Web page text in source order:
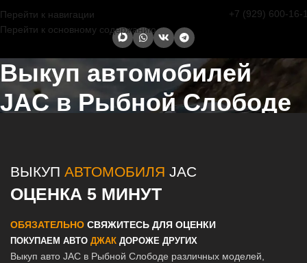
Перейти к навигации
Перейти к основному содержанию
+7 (929) 600-16-
Выкуп автомобилей
JAC в Рыбной Слободе
ВЫКУП АВТОМОБИЛЯ JAC
ОЦЕНКА 5 МИНУТ
ОБЯЗАТЕЛЬНО СВЯЖИТЕСЬ ДЛЯ ОЦЕНКИ
ПОКУПАЕМ АВТО ДЖАК ДОРОЖЕ ДРУГИХ
Выкуп авто JAC в Рыбной Слободе различных моделей,